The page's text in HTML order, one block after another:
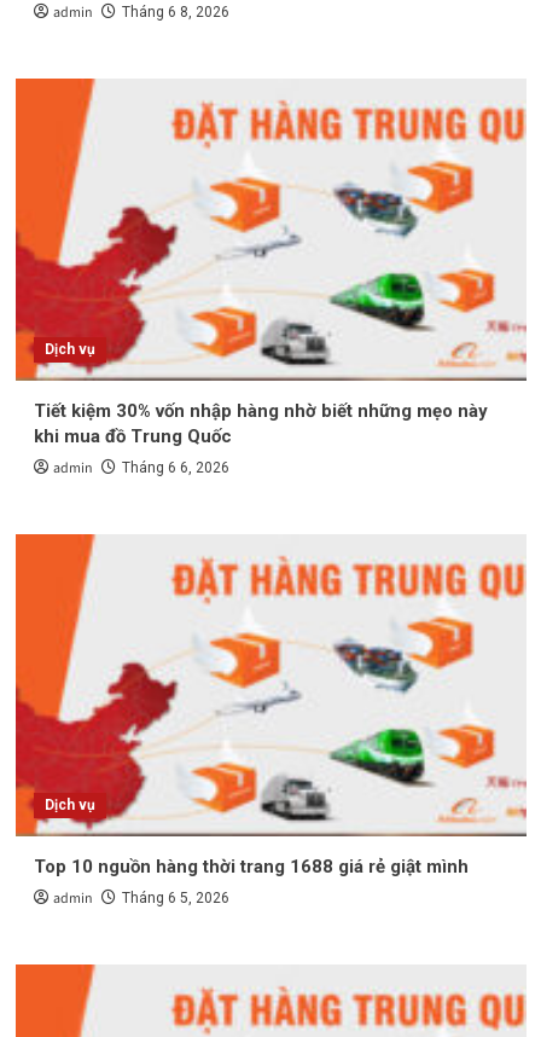
admin Tháng 6 8, 2026
Dịch vụ
Tiết kiệm 30% vốn nhập hàng nhờ biết những mẹo này
khi mua đồ Trung Quốc
admin Tháng 6 6, 2026
Dịch vụ
Top 10 nguồn hàng thời trang 1688 giá rẻ giật mình
admin Tháng 6 5, 2026